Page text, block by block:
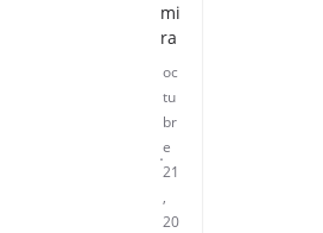
mi
ra
oc
tu
br
e
21
,
20